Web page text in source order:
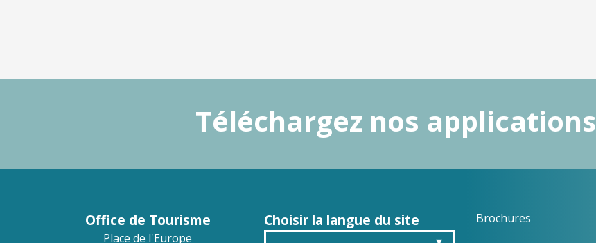
Téléchargez nos applications
Office de Tourisme
Place de l'Europe
Choisir la langue du site Brochures